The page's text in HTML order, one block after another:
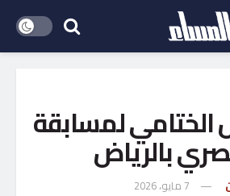
الختامي لمسابقة
بالرياض
7 مايو، 2026